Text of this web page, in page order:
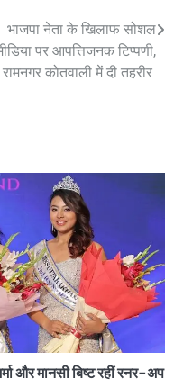
भाजपा नेता के खिलाफ सोशल
पर आपत्तिजनक टिप्पणी,
रामनगर कोतवाली में दी तहरीर
और मानसी बिष्ट रहीं रनर-अप